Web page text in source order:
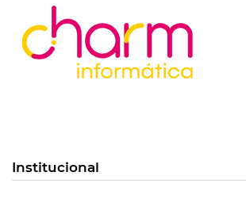
Institucional